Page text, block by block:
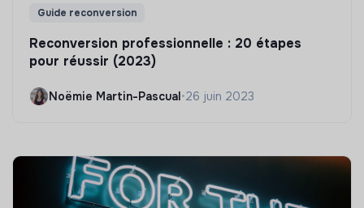
Guide reconversion
Reconversion professionnelle : 20 étapes
pour réussir (2023)
Noëmie Martin-Pascual•26 juin 2023